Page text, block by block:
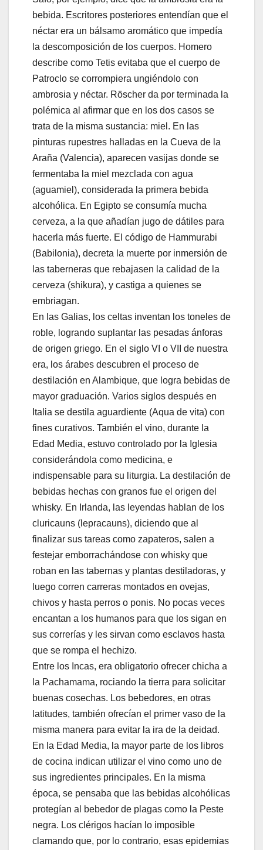
bebida. Escritores posteriores entendían que el
néctar era un bálsamo aromático que impedía
la descomposición de los cuerpos. Homero
describe como Tetis evitaba que el cuerpo de
Patroclo se corrompiera ungiéndolo con
ambrosia y néctar. Röscher da por terminada la
polémica al afirmar que en los dos casos se
trata de la misma sustancia: miel. En las
pinturas rupestres halladas en la Cueva de la
Araña (Valencia), aparecen vasijas donde se
fermentaba la miel mezclada con agua
(aguamiel), considerada la primera bebida
alcohólica. En Egipto se consumía mucha
cerveza, a la que añadían jugo de dátiles para
hacerla más fuerte. El código de Hammurabi
(Babilonia), decreta la muerte por inmersión de
las taberneras que rebajasen la calidad de la
cerveza (shikura), y castiga a quienes se
embriagan.
En las Galias, los celtas inventan los toneles de
roble, logrando suplantar las pesadas ánforas
de origen griego. En el siglo VI o VII de nuestra
era, los árabes descubren el proceso de
destilación en Alambique, que logra bebidas de
mayor graduación. Varios siglos después en
Italia se destila aguardiente (Aqua de vita) con
fines curativos. También el vino, durante la
Edad Media, estuvo controlado por la Iglesia
considerándola como medicina, e
indispensable para su liturgia. La destilación de
bebidas hechas con granos fue el origen del
whisky. En Irlanda, las leyendas hablan de los
cluricauns (lepracauns), diciendo que al
finalizar sus tareas como zapateros, salen a
festejar emborrachándose con whisky que
roban en las tabernas y plantas destiladoras, y
luego corren carreras montados en ovejas,
chivos y hasta perros o ponis. No pocas veces
encantan a los humanos para que los sigan en
sus correrías y les sirvan como esclavos hasta
que se rompa el hechizo.
Entre los Incas, era obligatorio ofrecer chicha a
la Pachamama, rociando la tierra para solicitar
buenas cosechas. Los bebedores, en otras
latitudes, también ofrecían el primer vaso de la
misma manera para evitar la ira de la deidad.
En la Edad Media, la mayor parte de los libros
de cocina indican utilizar el vino como uno de
sus ingredientes principales. En la misma
época, se pensaba que las bebidas alcohólicas
protegían al bebedor de plagas como la Peste
negra. Los clérigos hacían lo imposible
clamando que, por lo contrario, esas epidemias